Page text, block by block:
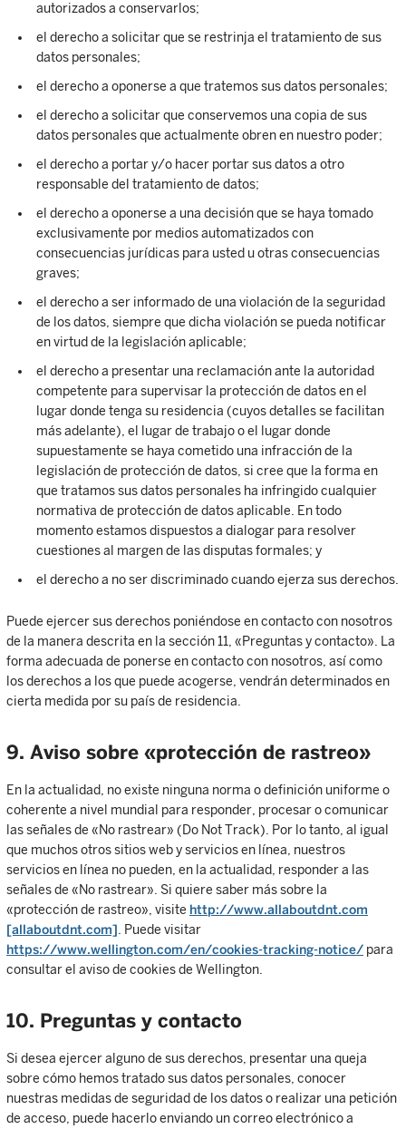
autorizados a conservarlos;
el derecho a solicitar que se restrinja el tratamiento de sus
datos personales;
el derecho a oponerse a que tratemos sus datos personales;
el derecho a solicitar que conservemos una copia de sus
datos personales que actualmente obren en nuestro poder;
el derecho a portar y/o hacer portar sus datos a otro
responsable del tratamiento de datos;
el derecho a oponerse a una decisión que se haya tomado
exclusivamente por medios automatizados con
consecuencias jurídicas para usted u otras consecuencias
graves;
el derecho a ser informado de una violación de la seguridad
de los datos, siempre que dicha violación se pueda notificar
en virtud de la legislación aplicable;
el derecho a presentar una reclamación ante la autoridad
competente para supervisar la protección de datos en el
lugar donde tenga su residencia (cuyos detalles se facilitan
más adelante), el lugar de trabajo o el lugar donde
supuestamente se haya cometido una infracción de la
legislación de protección de datos, si cree que la forma en
que tratamos sus datos personales ha infringido cualquier
normativa de protección de datos aplicable. En todo
momento estamos dispuestos a dialogar para resolver
cuestiones al margen de las disputas formales; y
el derecho a no ser discriminado cuando ejerza sus derechos.
Puede ejercer sus derechos poniéndose en contacto con nosotros
de la manera descrita en la sección 11, «Preguntas y contacto». La
forma adecuada de ponerse en contacto con nosotros, así como
los derechos a los que puede acogerse, vendrán determinados en
cierta medida por su país de residencia.
9. Aviso sobre «protección de rastreo»
En la actualidad, no existe ninguna norma o definición uniforme o
coherente a nivel mundial para responder, procesar o comunicar
las señales de «No rastrear» (Do Not Track). Por lo tanto, al igual
que muchos otros sitios web y servicios en línea, nuestros
servicios en línea no pueden, en la actualidad, responder a las
señales de «No rastrear». Si quiere saber más sobre la
«protección de rastreo», visite http://www.allaboutdnt.com
[allaboutdnt.com] . Puede visitar
https://www.wellington.com/en/cookies-tracking-notice/ para
consultar el aviso de cookies de Wellington.
10. Preguntas y contacto
Si desea ejercer alguno de sus derechos, presentar una queja
sobre cómo hemos tratado sus datos personales, conocer
nuestras medidas de seguridad de los datos o realizar una petición
de acceso, puede hacerlo enviando un correo electrónico a